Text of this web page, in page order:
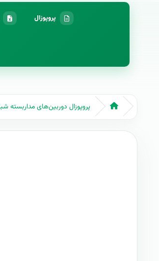
پروپوزال
پروپوزال دوربين‌های مداربسته